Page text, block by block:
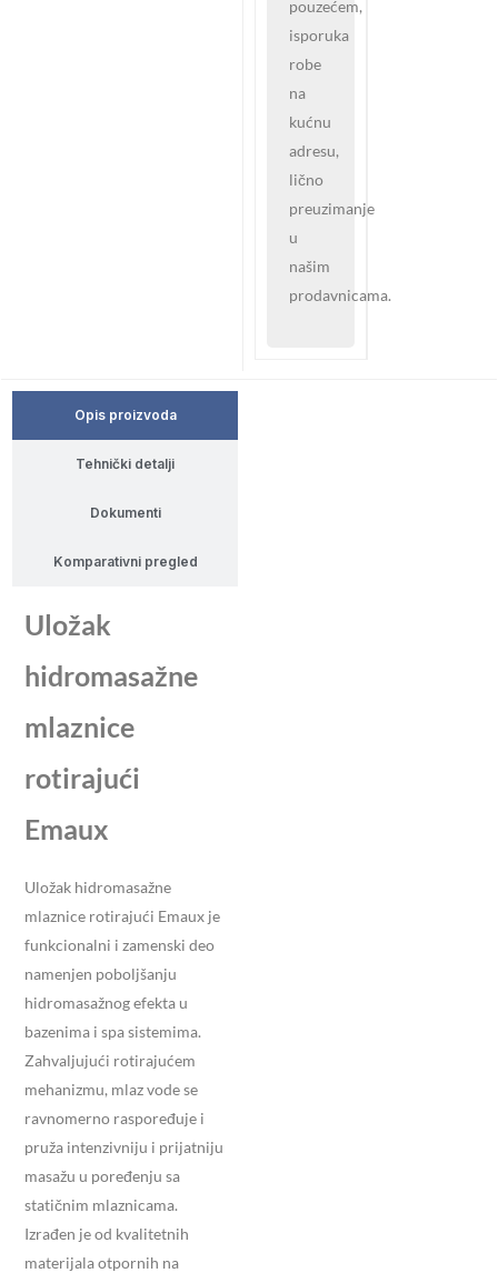
pouzećem,
isporuka
robe
na
kućnu
adresu,
lično
preuzimanje
u
našim
prodavnicama.
Opis proizvoda
Tehnički detalji
Dokumenti
Komparativni pregled
Uložak
hidromasažne
mlaznice
rotirajući
Emaux
Uložak hidromasažne
mlaznice rotirajući Emaux je
funkcionalni i zamenski deo
namenjen poboljšanju
hidromasažnog efekta u
bazenima i spa sistemima.
Zahvaljujući rotirajućem
mehanizmu, mlaz vode se
ravnomerno raspoređuje i
pruža intenzivniju i prijatniju
masažu u poređenju sa
statičnim mlaznicama.
Izrađen je od kvalitetnih
materijala otpornih na